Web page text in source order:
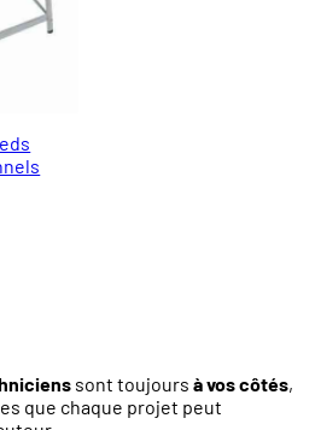
sont toujours à vos côtés,
que chaque projet peut